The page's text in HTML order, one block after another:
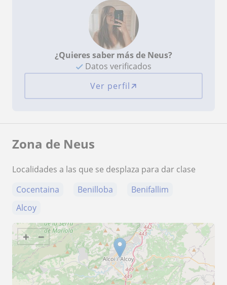
¿Quieres saber más de Neus?
Datos verificados
Ver perfil
Zona de Neus
Localidades a las que se desplaza para dar clase
Cocentaina
Benilloba
Benifallim
Alcoy
+ −